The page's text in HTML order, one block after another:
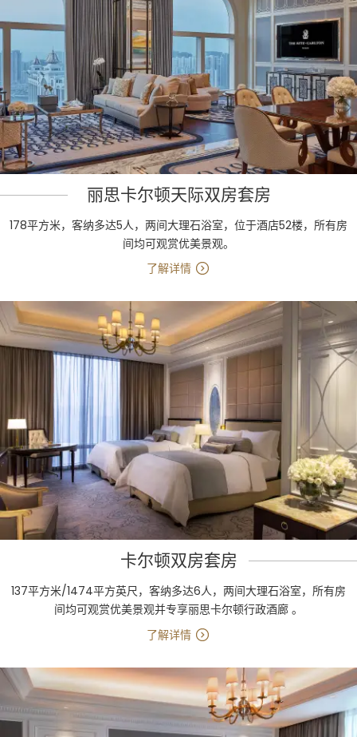
丽思卡尔顿天际双房套房
178平方米，客纳多达5人，两间大理石浴室，位于酒店52楼，所有房
间均可观赏优美景观。
了解详情
卡尔顿双房套房
137平方米/1474平方英尺，客纳多达6人，两间大理石浴室，所有房
间均可观赏优美景观并专享丽思卡尔顿行政酒廊 。
了解详情